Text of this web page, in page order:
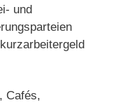
und
Cafés,